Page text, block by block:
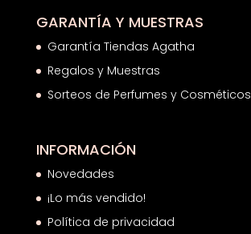
GARANTÍA Y MUESTRAS
Garantía Tiendas Agatha
Regalos y Muestras
Sorteos de Perfumes y Cosméticos
INFORMACIÓN
Novedades
¡Lo más vendido!
Política de privacidad